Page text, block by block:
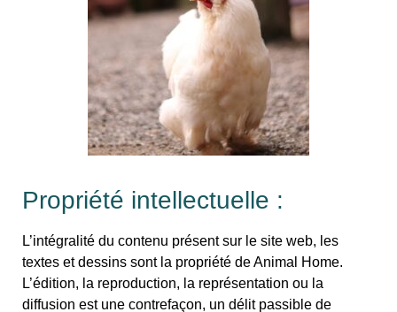
Propriété intellectuelle :
L’intégralité du contenu présent sur le site web, les
textes et dessins sont la propriété de Animal Home.
L’édition, la reproduction, la représentation ou la
diffusion est une contrefaçon, un délit passible de